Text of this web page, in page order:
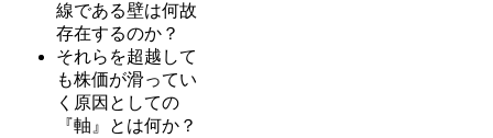
線である壁は何故
存在するのか？
それらを超越して
も株価が滑ってい
く原因としての
『軸』とは何か？